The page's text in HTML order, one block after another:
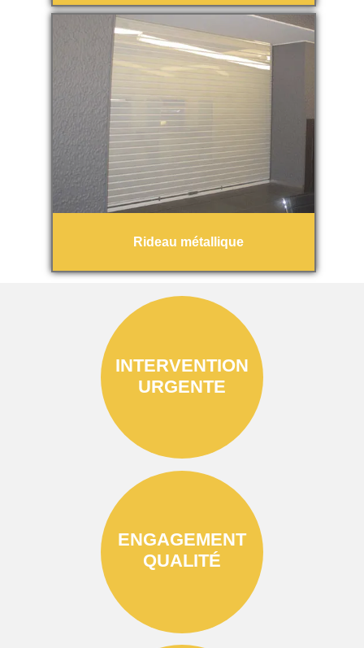
Rideau métallique
INTERVENTION
URGENTE
ENGAGEMENT
QUALITÉ